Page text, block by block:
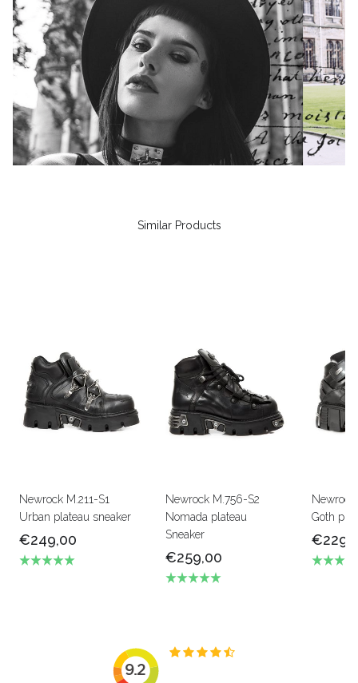
Similar Products
Newrock M.211-S1
Urban plateau sneaker
€249,00
Newrock M.756-S2
Nomada plateau
Sneaker
€259,00
Goth